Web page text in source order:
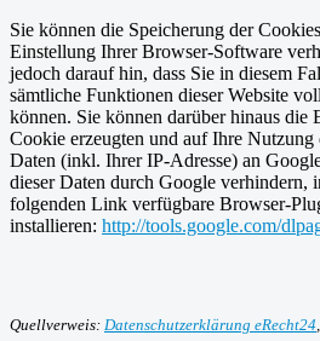
Sie können die Speicherung der
Einstellung Ihrer Browser-Software
jedoch darauf hin, dass Sie in diesem
sämtliche Funktionen dieser Website
können. Sie können darüber hinaus die
Cookie erzeugten und auf Ihre Nutzung
Daten (inkl. Ihrer IP-Adresse) an
dieser Daten durch Google verhindern,
folgenden Link verfügbare Browser-
installieren: http://tools.google.com/
Quellverweis: Datenschutzerklärung eRecht24,